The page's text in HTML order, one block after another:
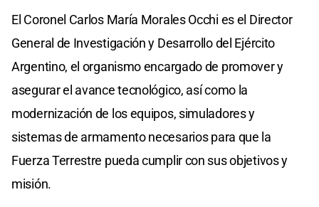
El Coronel Carlos María Morales Occhi es el Director
General de Investigación y Desarrollo del Ejército
Argentino, el organismo encargado de promover y
asegurar el avance tecnológico, así como la
modernización de los equipos, simuladores y
sistemas de armamento necesarios para que la
Fuerza Terrestre pueda cumplir con sus objetivos y
misión.